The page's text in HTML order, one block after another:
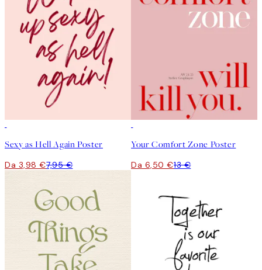
Sexy as Hell Again Poster
Da 3,98 €7,95 €
Your Comfort Zone Poster
Da 6,50 €13 €